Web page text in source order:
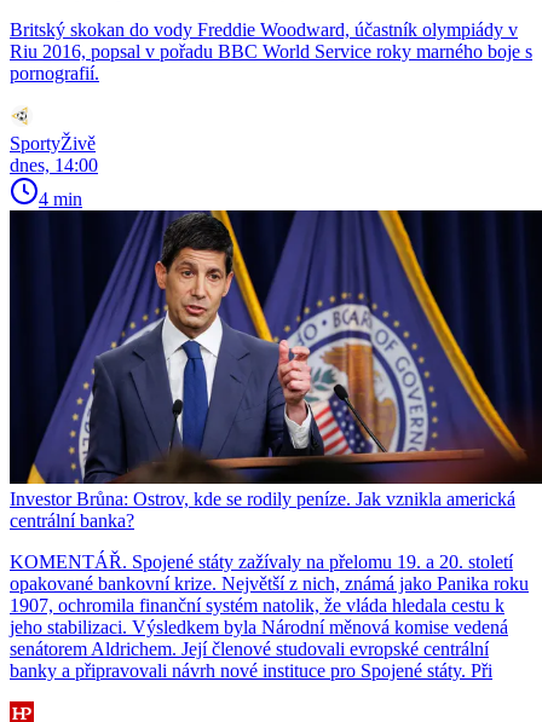
Britský skokan do vody Freddie Woodward, účastník olympiády v
Riu 2016, popsal v pořadu BBC World Service roky marného boje s
pornografií.
SportyŽivě
dnes, 14:00
4 min
Investor Brůna: Ostrov, kde se rodily peníze. Jak vznikla americká
centrální banka?
KOMENTÁŘ. Spojené státy zažívaly na přelomu 19. a 20. století
opakované bankovní krize. Největší z nich, známá jako Panika roku
1907, ochromila finanční systém natolik, že vláda hledala cestu k
jeho stabilizaci. Výsledkem byla Národní měnová komise vedená
senátorem Aldrichem. Její členové studovali evropské centrální
banky a připravovali návrh nové instituce pro Spojené státy. Při